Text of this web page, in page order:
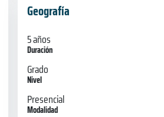
Geografía
5 años
Duración
Grado
Nivel
Presencial
Modalidad